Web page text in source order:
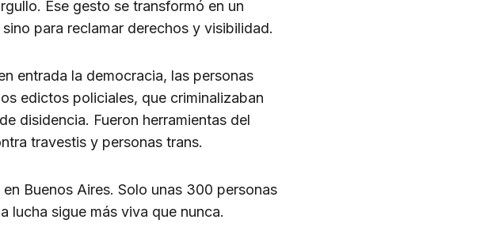
Ese gesto se transformó en un
para reclamar derechos y visibilidad.
entrada la democracia, las personas
edictos policiales, que criminalizaban
disidencia. Fueron herramientas del
travestis y personas trans.
Buenos Aires. Solo unas 300 personas
lucha sigue más viva que nunca.